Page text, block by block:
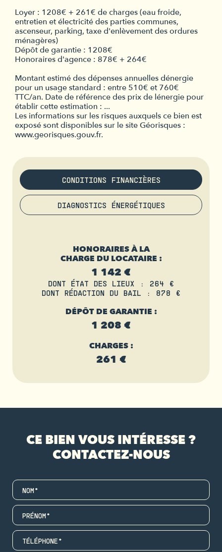
Loyer : 1208€ + 261€ de charges (eau froide,
entretien et électricité des parties communes,
ascenseur, parking, taxe d'enlèvement des ordures
ménagères)
Dépôt de garantie : 1208€
Honoraires d'agence : 878€ + 264€
Montant estimé des dépenses annuelles dénergie
pour un usage standard : entre 510€ et 760€
TTC/an. Date de référence des prix de lénergie pour
établir cette estimation : ...
Les informations sur les risques auxquels ce bien est
exposé sont disponibles sur le site Géorisques :
www.georisques.gouv.fr.
CONDITIONS FINANCIÈRES
DIAGNOSTICS ÉNERGÉTIQUES
HONORAIRES À LA
CHARGE DU LOCATAIRE :
1 142 €
DONT ÉTAT DES LIEUX : 264 €
DONT RÉDACTION DU BAIL : 878 €
DÉPÔT DE GARANTIE :
1 208 €
CHARGES :
261 €
CE BIEN VOUS INTÉRESSE ?
CONTACTEZ-NOUS
NOM*
PRÉNOM*
TÉLÉPHONE*